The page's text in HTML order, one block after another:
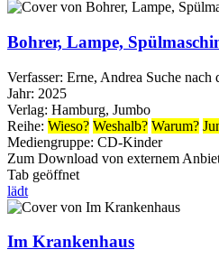
Bohrer, Lampe,
Verfasser: Erne, Andrea Suche nach
Jahr: 2025
Verlag: Hamburg, Jumbo
Reihe: Wieso? Weshalb? Warum?
Mediengruppe: CD-Kinder
Zum Download von externem
Tab geöffnet
lädt
Im Krankenhaus